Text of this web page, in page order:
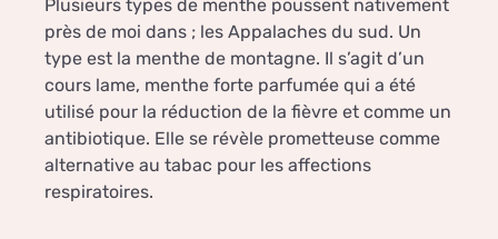
Plusieurs types de menthe poussent nativement
près de moi dans ; les Appalaches du sud. Un
type est la menthe de montagne. Il s’agit d’un
cours lame, menthe forte parfumée qui a été
utilisé pour la réduction de la fièvre et comme un
antibiotique. Elle se révèle prometteuse comme
alternative au tabac pour les affections
respiratoires.